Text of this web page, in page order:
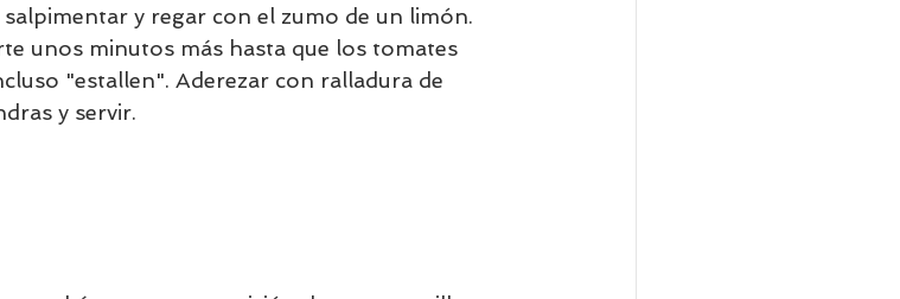
y regar con el zumo de un limón.
unos minutos más hasta que los tomates
"estallen". Aderezar con ralladura de
y servir.